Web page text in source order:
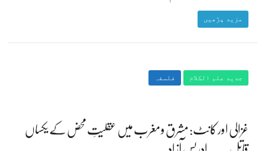
مزید پڑھیں
جدید علم الکلام فلسفہ
غزالی اور کانٹ: مشرق و مغرب میں عقلیتِ محض کے یکساں